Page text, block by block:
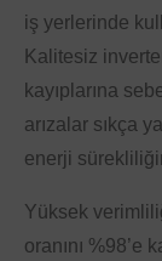
iş yerlerinde
Kalitesiz
kayıplarına
arızalar sıkça
enerji
Yüksek
oranını %98’e